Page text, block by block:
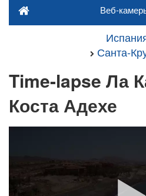
Веб-
Санта-
Time-lapse Ла
Коста Адехе